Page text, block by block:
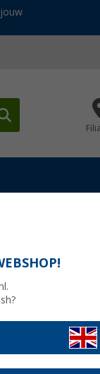
en WiFi-
Adviesprijs€
€ 289,00
Prijzen incl. BTW